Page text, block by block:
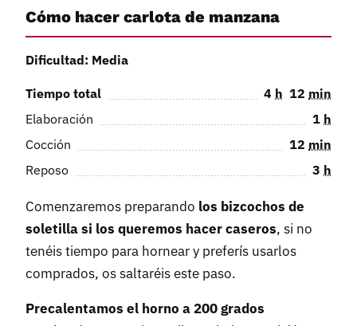
Cómo hacer carlota de manzana
Dificultad: Media
Tiempo total 4 h 12 min
Elaboración
1 h
Cocción
12 min
Reposo
3 h
Comenzaremos preparando los bizcochos de
soletilla si los queremos hacer caseros, si no
tenéis tiempo para hornear y preferís usarlos
comprados, os saltaréis este paso.
Precalentamos el horno a 200 grados